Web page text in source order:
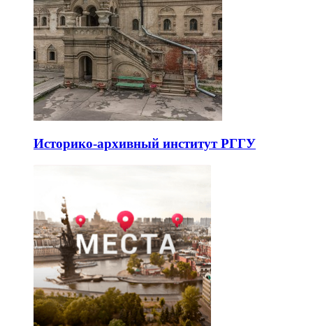
Историко-архивный институт РГГУ